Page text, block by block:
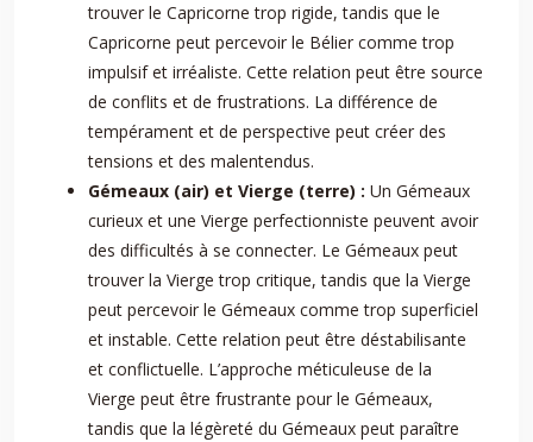
trouver le Capricorne trop rigide, tandis que le
Capricorne peut percevoir le Bélier comme trop
impulsif et irréaliste. Cette relation peut être source
de conflits et de frustrations. La différence de
tempérament et de perspective peut créer des
tensions et des malentendus.
Gémeaux (air) et Vierge (terre) : Un Gémeaux
curieux et une Vierge perfectionniste peuvent avoir
des difficultés à se connecter. Le Gémeaux peut
trouver la Vierge trop critique, tandis que la Vierge
peut percevoir le Gémeaux comme trop superficiel
et instable. Cette relation peut être déstabilisante
et conflictuelle. L’approche méticuleuse de la
Vierge peut être frustrante pour le Gémeaux,
tandis que la légèreté du Gémeaux peut paraître